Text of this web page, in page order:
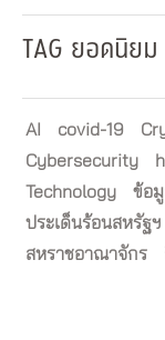
TAG ยอดนิยม
AI covid-19
Cybersecurity
Technology
ข้อมู
ประเด็นร้อนสหรัฐฯ
สหราชอาณาจักร